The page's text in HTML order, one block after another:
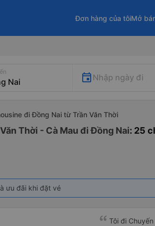
Đơn hàng của tôiMở
Nhập ngày đi
đi Đồng Nai từ Trần Văn Thời
Thời - Cà Mau đi Đồng Nai: 25
ưu đãi khi đặt vé
Tôi đi